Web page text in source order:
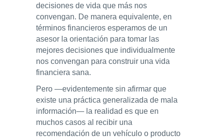
decisiones de vida que más nos
convengan. De manera equivalente, en
términos financieros esperamos de un
asesor la orientación para tomar las
mejores decisiones que individualmente
nos convengan para construir una vida
financiera sana.
Pero —evidentemente sin afirmar que
existe una práctica generalizada de mala
información— la realidad es que en
muchos casos al recibir una
recomendación de un vehículo o producto